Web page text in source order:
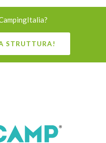
STRUTTURA!